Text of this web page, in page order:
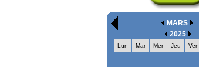
MARS
2025
Lun Mar Mer Jeu Ven